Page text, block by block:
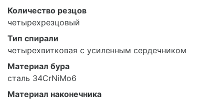
Количество резцов
четырехрезцовый
Тип спирали
четырехвитковая с усиленным сердечником
Материал бура
сталь 34CrNiMo6
Материал наконечника